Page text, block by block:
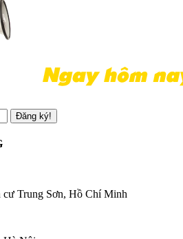
Đăng ký!
Trung Sơn, Hồ Chí Minh